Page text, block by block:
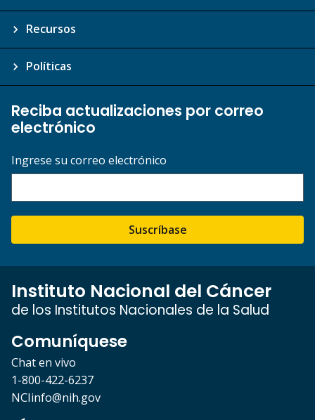
Recursos
Políticas
Reciba actualizaciones por correo
electrónico
Ingrese su correo electrónico
Suscríbase
Instituto Nacional del Cáncer
de los Institutos Nacionales de la Salud
Comuníquese
Chat en vivo
1-800-422-6237
NCIinfo@nih.gov